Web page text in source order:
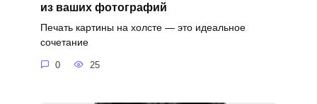
из ваших фотографий
Печать картины на холсте — это идеальное
сочетание
0 25